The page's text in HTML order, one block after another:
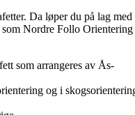
Da løper du på lag med
som Nordre Follo Orientering
som arrangeres av Ås-
og i